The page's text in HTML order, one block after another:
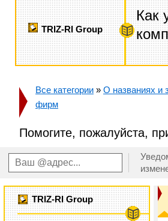
TRIZ-RI Group
Как
Все категории » О названиях и
фирм
Помогите, пожалуйста,
TRIZ-RI Group